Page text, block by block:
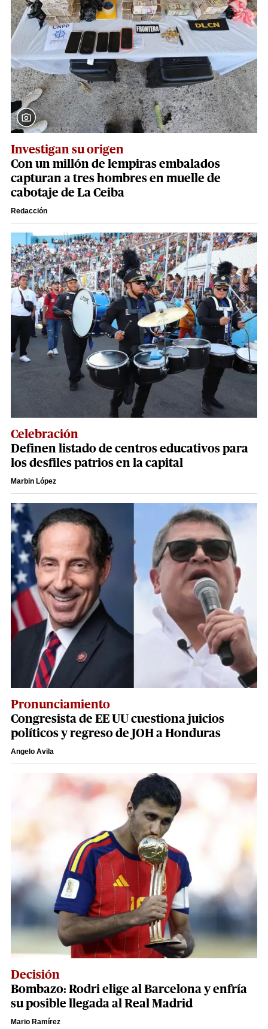
Investigan su origen
Con un millón de lempiras embalados
capturan a tres hombres en muelle de
cabotaje de La Ceiba
Redacción
Celebración
Definen listado de centros educativos para
los desfiles patrios en la capital
Marbin López
Pronunciamiento
Congresista de EE UU cuestiona juicios
políticos y regreso de JOH a Honduras
Angelo Avila
Decisión
Bombazo: Rodri elige al Barcelona y enfría
su posible llegada al Real Madrid
Mario Ramírez